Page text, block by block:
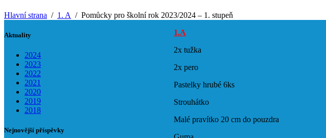
Hlavní strana 1. A Pomůcky pro školní rok 2023/2024 – 1. stupeň
Aktuality
2024
2023
2022
2021
2020
2019
2018
Nejnovější příspěvky
1.A
2x tužka
2x pero
Pastelky hrubé 6ks
Strouhátko
Malé pravítko 20 cm do pouzdra